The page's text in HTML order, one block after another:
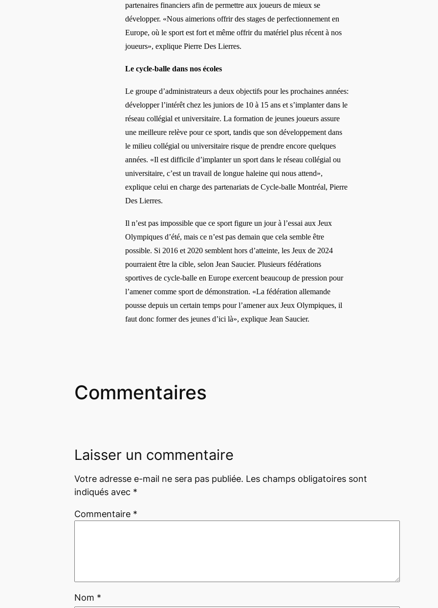
partenaires financiers afin de permettre aux joueurs de mieux se
développer. «Nous aimerions offrir des stages de perfectionnement en
Europe, où le sport est fort et même offrir du matériel plus récent à nos
joueurs», explique Pierre Des Lierres.
Le cycle-balle dans nos écoles
Le groupe d’administrateurs a deux objectifs pour les prochaines années:
développer l’intérêt chez les juniors de 10 à 15 ans et s’implanter dans le
réseau collégial et universitaire. La formation de jeunes joueurs assure
une meilleure relève pour ce sport, tandis que son développement dans
le milieu collégial ou universitaire risque de prendre encore quelques
années. «Il est difficile d’implanter un sport dans le réseau collégial ou
universitaire, c’est un travail de longue haleine qui nous attend»,
explique celui en charge des partenariats de Cycle-balle Montréal, Pierre
Des Lierres.
Il n’est pas impossible que ce sport figure un jour à l’essai aux Jeux
Olympiques d’été, mais ce n’est pas demain que cela semble être
possible. Si 2016 et 2020 semblent hors d’atteinte, les Jeux de 2024
pourraient être la cible, selon Jean Saucier. Plusieurs fédérations
sportives de cycle-balle en Europe exercent beaucoup de pression pour
l’amener comme sport de démonstration. «La fédération allemande
pousse depuis un certain temps pour l’amener aux Jeux Olympiques, il
faut donc former des jeunes d’ici là», explique Jean Saucier.
Commentaires
Laisser un commentaire
Votre adresse e-mail ne sera pas publiée. Les champs obligatoires sont
indiqués avec *
Commentaire *
Nom *